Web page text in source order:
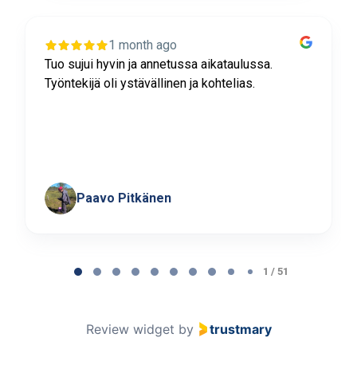
1 month ago
Tuo sujui hyvin ja annetussa aikataulussa.
Työntekijä oli ystävällinen ja kohtelias.
Paavo Pitkänen
1 / 51
Review widget by trustmary